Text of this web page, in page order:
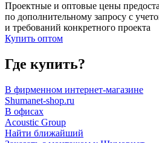
Проектные и оптовые цены
по дополнительному запросу с
и требований конкретного проекта
Купить оптом
Где купить?
В фирменном интернет-магазине
Shumanet-shop.ru
В офисах
Acoustic Group
Найти ближайший